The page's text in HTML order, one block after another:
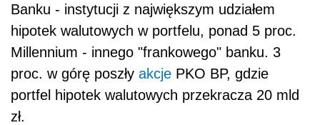
Banku - instytucji z największym udziałem
hipotek walutowych w portfelu, ponad 5 proc.
Millennium - innego "frankowego" banku. 3
proc. w górę poszły akcje PKO BP, gdzie
portfel hipotek walutowych przekracza 20 mld
zł.